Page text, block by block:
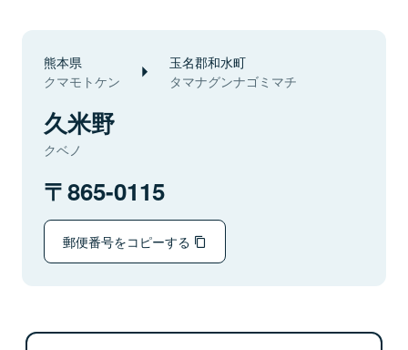
熊本県
クマモトケン
玉名郡和水町
タマナグンナゴミマチ
久米野
クベノ
865-0115
郵便番号をコピーする